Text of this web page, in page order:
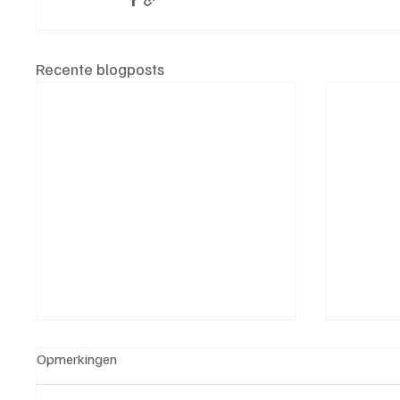
Recente blogposts
Opmerkingen